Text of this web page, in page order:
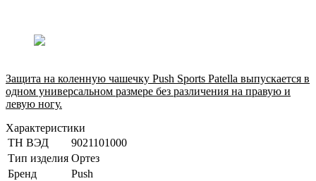
Защита на коленную чашечку Push Sports Patella выпускается в
одном универсальном размере без различения на правую и
левую ногу.
Характеристики
ТН ВЭД
9021101000
Тип изделия Ортез
Бренд
Push